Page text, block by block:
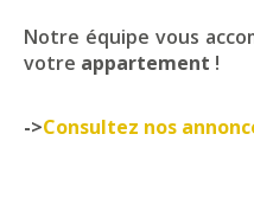
Notre équipe vous
votre appartement !
->Consultez nos